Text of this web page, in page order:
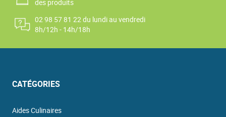
des produits
02 98 57 81 22 du lundi au vendredi
8h/12h - 14h/18h
CATÉGORIES
Aides Culinaires